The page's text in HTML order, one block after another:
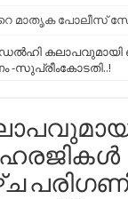
പോലീസ്
ഡല്‍ഹി കലാപവുമായി
-സുപ്രീംകോടതി..!
ഹരജികള്‍